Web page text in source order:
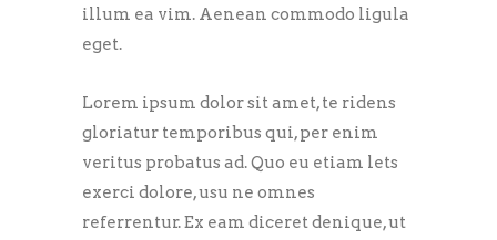
illum ea vim. Aenean commodo ligula
eget.
Lorem ipsum dolor sit amet, te ridens
gloriatur temporibus qui, per enim
veritus probatus ad. Quo eu etiam lets
exerci dolore, usu ne omnes
referrentur. Ex eam diceret denique, ut